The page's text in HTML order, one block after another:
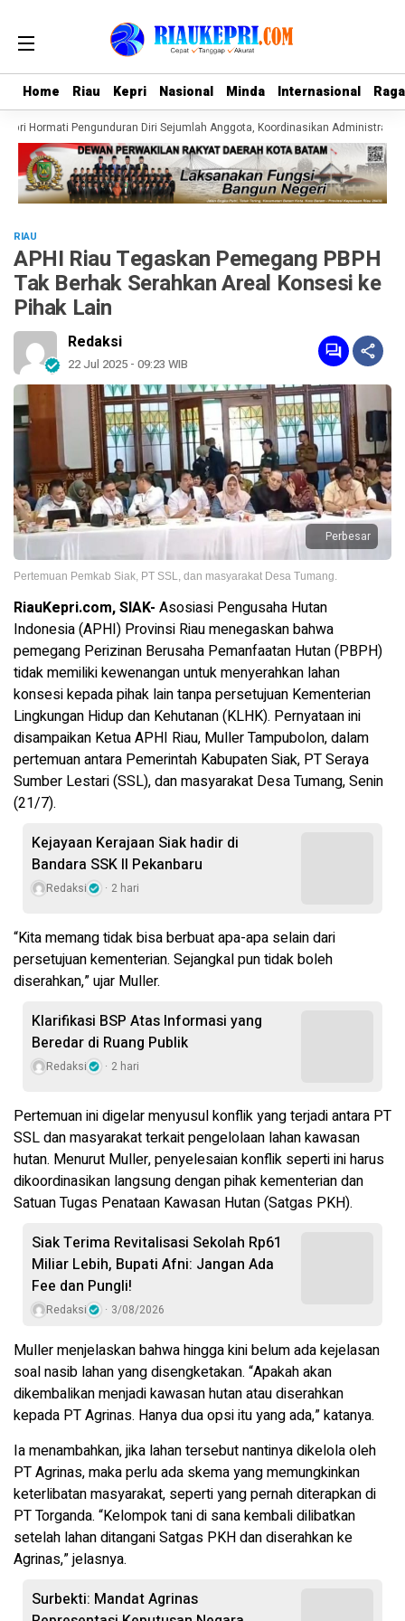
Home Riau Kepri Nasional Minda Internasional
Home Riau Kepri Nasional Minda Internasional
Hormati Pengunduran Diri Sejumlah Anggota, Koordinasikan Administrasi
RIAU
APHI Riau Tegaskan Pemegang PBPH
Tak Berhak Serahkan Areal Konsesi ke
Pihak Lain
Redaksi
22 Jul 2025 - 09:23 WIB
Perbesar
Pertemuan Pemkab Siak, PT SSL, dan masyarakat Desa Tumang.
RiauKepri.com, SIAK- Asosiasi Pengusaha Hutan
Indonesia (APHI) Provinsi Riau menegaskan bahwa
pemegang Perizinan Berusaha Pemanfaatan Hutan (PBPH)
tidak memiliki kewenangan untuk menyerahkan lahan
konsesi kepada pihak lain tanpa persetujuan Kementerian
Lingkungan Hidup dan Kehutanan (KLHK). Pernyataan ini
disampaikan Ketua APHI Riau, Muller Tampubolon, dalam
pertemuan antara Pemerintah Kabupaten Siak, PT Seraya
Sumber Lestari (SSL), dan masyarakat Desa Tumang, Senin
(21/7).
Kejayaan Kerajaan Siak hadir di
Bandara SSK II Pekanbaru
Redaksi 2 hari
“Kita memang tidak bisa berbuat apa-apa selain dari
persetujuan kementerian. Sejangkal pun tidak boleh
diserahkan,” ujar Muller.
Klarifikasi BSP Atas Informasi yang
Beredar di Ruang Publik
Redaksi 2 hari
Pertemuan ini digelar menyusul konflik yang terjadi antara PT
SSL dan masyarakat terkait pengelolaan lahan kawasan
hutan. Menurut Muller, penyelesaian konflik seperti ini harus
dikoordinasikan langsung dengan pihak kementerian dan
Satuan Tugas Penataan Kawasan Hutan (Satgas PKH).
Siak Terima Revitalisasi Sekolah Rp61
Miliar Lebih, Bupati Afni: Jangan Ada
Fee dan Pungli!
Redaksi 3/08/2026
Muller menjelaskan bahwa hingga kini belum ada kejelasan
soal nasib lahan yang disengketakan. “Apakah akan
dikembalikan menjadi kawasan hutan atau diserahkan
kepada PT Agrinas. Hanya dua opsi itu yang ada,” katanya.
Ia menambahkan, jika lahan tersebut nantinya dikelola oleh
PT Agrinas, maka perlu ada skema yang memungkinkan
keterlibatan masyarakat, seperti yang pernah diterapkan di
PT Torganda. “Kelompok tani di sana kembali dilibatkan
setelah lahan ditangani Satgas PKH dan diserahkan ke
Agrinas,” jelasnya.
Surbekti: Mandat Agrinas